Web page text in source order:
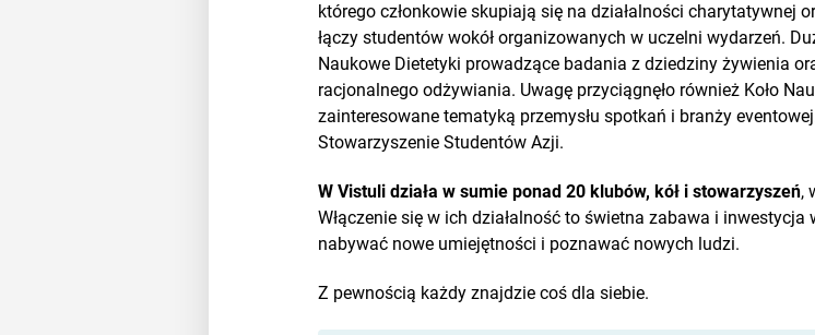
którego członkowie skupiają się na działalności charytatywnej
łączy studentów wokół organizowanych w uczelni wydarzeń.
Naukowe Dietetyki prowadzące badania z dziedziny żywienia
racjonalnego odżywiania. Uwagę przyciągnęło również Koło
zainteresowane tematyką przemysłu spotkań i branży
Stowarzyszenie Studentów Azji.
W Vistuli działa w sumie ponad 20 klubów, kół i stowarzyszeń,
Włączenie się w ich działalność to świetna zabawa i inwestycja
nabywać nowe umiejętności i poznawać nowych ludzi.
Z pewnością każdy znajdzie coś dla siebie.